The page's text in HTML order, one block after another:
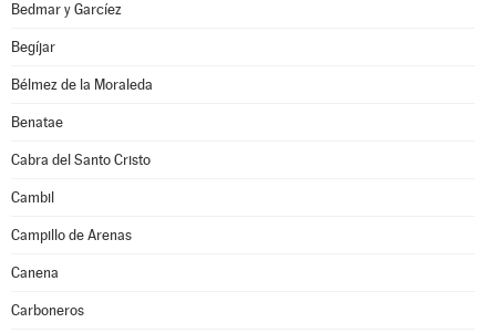
Bedmar y Garcíez
Begíjar
Bélmez de la Moraleda
Benatae
Cabra del Santo Cristo
Cambil
Campillo de Arenas
Canena
Carboneros